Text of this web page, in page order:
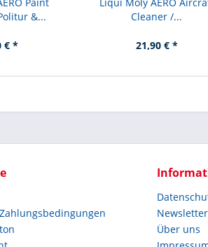
&...
€ *
Cleaner /...
21,90 € *
Newsletter
Über uns